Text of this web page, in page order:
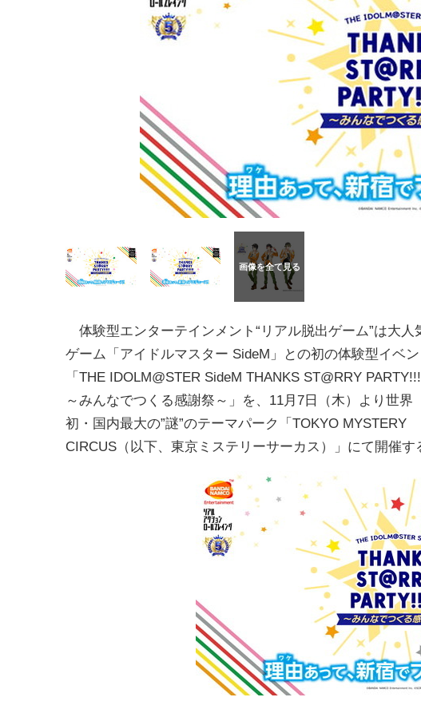
体験型エンターテインメント“リアル脱出ゲーム”は大人
ゲーム「アイドルマスター SideM」との初の体験型イベン
「THE IDOLM@STER SideM THANKS ST@RRY
～みんなでつくる感謝祭～」を、11月7日（木）より世界
初・国内最大の”謎”のテーマパーク「TOKYO MYSTERY
CIRCUS（以下、東京ミステリーサーカス）」にて開催す